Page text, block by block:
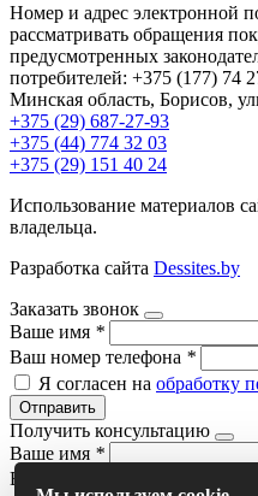
Номер и адрес электронной
рассматривать обращения
предусмотренных
потребителей: +375 (177) 74
Минская область, Борисов,
+375 (29) 687-27-93
+375 (44) 774 32 03
+375 (29) 151 40 24
Использование материалов
владельца.
Разработка сайта Dessites.by
Заказать звонок
Ваше имя *
Ваш номер телефона *
Я согласен на обработку
Отправить
Получить консультацию
Ваше имя *
Ваш номер телефона